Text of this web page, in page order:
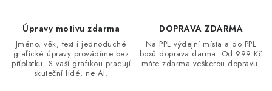
Úpravy motivu zdarma
Jméno, věk, text i jednoduché
grafické úpravy provádíme bez
příplatku. S vaší grafikou pracují
skuteční lidé, ne AI.
DOPRAVA ZDARMA
Na PPL výdejní místa a do PPL
boxů doprava darma. Od 999 Kč
máte zdarma veškerou dopravu.